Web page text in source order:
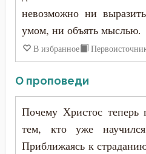
Крещение
Кротость
Лукавство
Любовь
Каллист Ангеликуд
Киприан Карфагенский
Кирилл Александрийский
Кирилл Иерусалимский
Климент Римский
невозможно ни
умом, ни объять мыслью.
В избранное
О проповеди
Почему Христос теперь
тем, кто уже
Приближаясь к